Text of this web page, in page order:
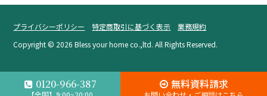
0120-966-387 無料資料請求
プライバシーポリシー 特定商取引に基づく表示
業務規約
Copyright © 2026 Bless your home co.,ltd. All Rights Reserved.